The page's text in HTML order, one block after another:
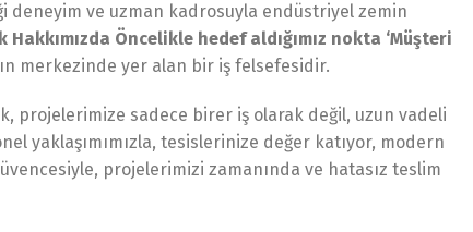
deneyim ve uzman kadrosuyla endüstriyel zemin
Hakkımızda Öncelikle hedef aldığımız nokta ‘Müşteri
merkezinde yer alan bir iş felsefesidir.
projelerimize sadece birer iş olarak değil, uzun vadeli
yaklaşımımızla, tesislerinize değer katıyor, modern
projelerimizi zamanında ve hatasız teslim